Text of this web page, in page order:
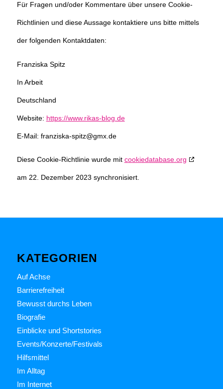
Für Fragen und/oder Kommentare über unsere Cookie-
Richtlinien und diese Aussage kontaktiere uns bitte mittels
der folgenden Kontaktdaten:
Franziska Spitz
In Arbeit
Deutschland
Website: https://www.rikas-blog.de
E-Mail: franziska-spitz@gmx.de
Diese Cookie-Richtlinie wurde mit cookiedatabase.org
am 22. Dezember 2023 synchronisiert.
KATEGORIEN
Auf Achse
Barrierefreiheit
Bewusst durchs Leben
Biografie
Einblicke und Shortstories
Events/Konzerte/Festivals
Hilfsmittel
Im Alltag
Im Internet